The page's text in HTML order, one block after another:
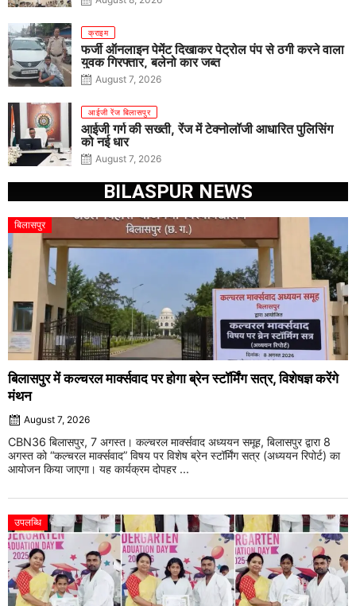
क्राइम
फर्जी ऑनलाइन पेमेंट दिखाकर पेट्रोल पंप से ठगी करने वाला
युवक गिरफ्तार, बलेनो कार जब्त
August 7, 2026
आईजी रेंज बिलासपुर
आईजी गर्ग की सख्ती, रेंज में टेक्नोलॉजी आधारित पुलिसिंग
को नई धार
August 7, 2026
BILASPUR NEWS
बिलासपुर
बिलासपुर में कल्चरल मार्क्सवाद पर होगा ब्रेन स्टॉर्मिंग सत्र, विशेषज्ञ करेंगे
मंथन
August 7, 2026
CBN36 बिलासपुर, 7 अगस्त। कल्चरल मार्क्सवाद अध्ययन समूह, बिलासपुर द्वारा 8
अगस्त को “कल्चरल मार्क्सवाद” विषय पर विशेष ब्रेन स्टॉर्मिंग सत्र (अध्ययन रिपोर्ट) का
आयोजन किया जाएगा। यह कार्यक्रम दोपहर ...
उपलब्धि